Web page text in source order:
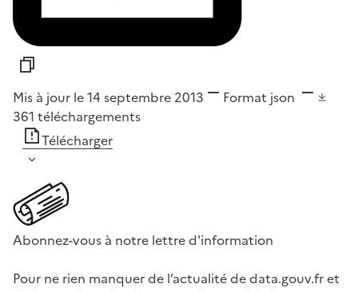
Mis à jour le 14 septembre 2013 Format json
361 téléchargements
Télécharger
Abonnez-vous à notre lettre d'information
Pour ne rien manquer de l’actualité de data.gouv.fr et